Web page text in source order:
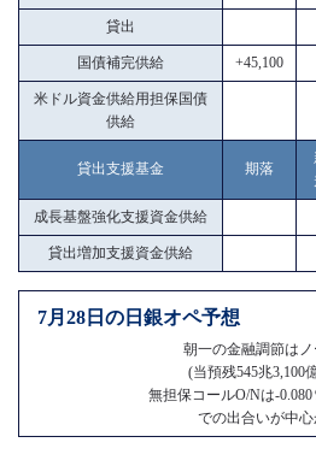
貸出
国債補完供給 +45,100
米ドル資金供給用担保国債
供給
貸出支援基金 期落
成長基盤強化支援資金供給
貸出増加支援資金供給
7月28日の日銀オペ予想
朝一の金融調節は
(当預残545兆3,100
無担保コールO/Nは-0.080
での出合いが中心